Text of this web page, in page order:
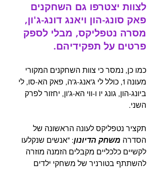
לצוות יצטרפו גם השחקנים
פאק סונג-הון ויאנג דונג-ג'ון,
מסרה נטפליקס, מבלי לספק
פרטים על תפקידיהם.
כמו כן, נמסר כי צוות השחקנים המקורי
מעונה 1, כולל לי ג'אנג-ג'ה, פאק הא-סו, לי
ביונג-הון, גונג יו ו-ווי הא-ג'ון, יחזור לפרק
השני.
תקציר נטפליקס לעונה הראשונה של
הסדרה משחק הדיונון: "אנשים שנקלעו
לקשיים כלכליים מקבלים הזמנה מוזרה
להשתתף בטורניר של משחקי ילדים